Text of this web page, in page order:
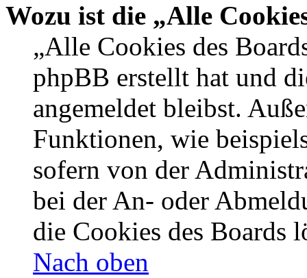
Wozu ist die „Alle
„Alle Cookies des
phpBB erstellt hat und
angemeldet bleibst.
Funktionen, wie
sofern von der
bei der An- oder
die Cookies des Boards
Nach oben